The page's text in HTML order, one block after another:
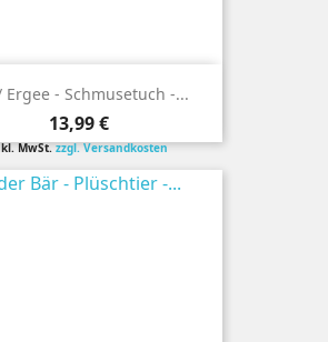
Ergee - Schmusetuch -...
Preis
13,99 €
MwSt.zzgl. Versandkosten